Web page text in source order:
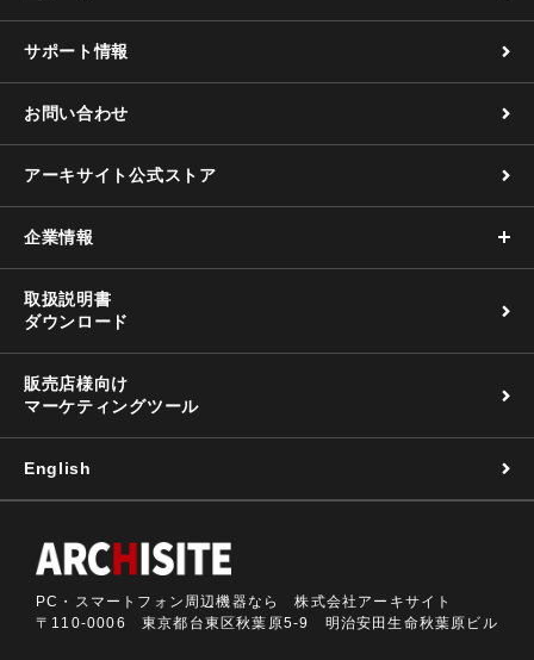
サポート情報
お問い合わせ
アーキサイト公式ストア
企業情報
取扱説明書
ダウンロード
販売店様向け
マーケティングツール
English
PC・スマートフォン周辺機器なら 株式会社アーキサイト
〒110-0006 東京都台東区秋葉原5-9 明治安田生命秋葉原ビル